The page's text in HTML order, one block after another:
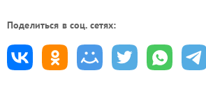
Поделиться в соц. сетях: